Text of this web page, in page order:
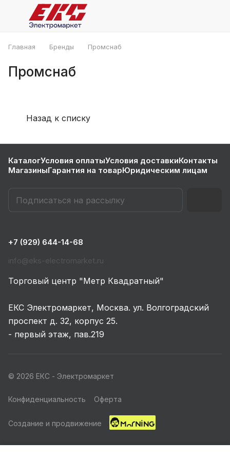
Главная Бренды Промснаб
Промснаб
Назад к списку
КаталогУсловия оплатыУсловия доставкиКонтакты
МагазиныГарантия на товарЮридическим лицам
+7 (929) 644-14-68
info@eks-electromarket.ru
Торговый центр "Метр Квадратный"
ЕКС Электромаркет, Москва. ул. Волгоградский
проспект д. 32, корпус 25.
- первый этаж, пав.219
© 2026 ЕКС - Электромаркет
Конфиденциальность Оферта
Создание и продвижение